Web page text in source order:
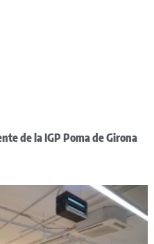
de la IGP Poma de Girona